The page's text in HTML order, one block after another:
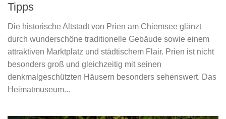
Tipps
Die historische Altstadt von Prien am Chiemsee glänzt
durch wunderschöne traditionelle Gebäude sowie einem
attraktiven Marktplatz und städtischem Flair. Prien ist nicht
besonders groß und gleichzeitig mit seinen
denkmalgeschützten Häusern besonders sehenswert. Das
Heimatmuseum...